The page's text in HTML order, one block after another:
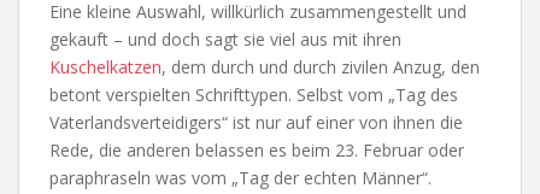
Eine kleine Auswahl, willkürlich zusammengestellt und
gekauft – und doch sagt sie viel aus mit ihren
Kuschelkatzen, dem durch und durch zivilen Anzug, den
betont verspielten Schrifttypen. Selbst vom „Tag des
Vaterlandsverteidigers“ ist nur auf einer von ihnen die
Rede, die anderen belassen es beim 23. Februar oder
paraphraseln was vom „Tag der echten Männer“.